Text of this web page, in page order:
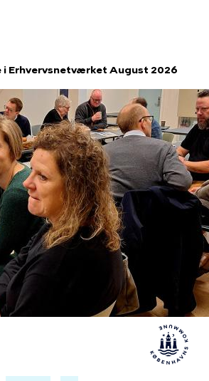
i Erhvervsnetværket August 2026